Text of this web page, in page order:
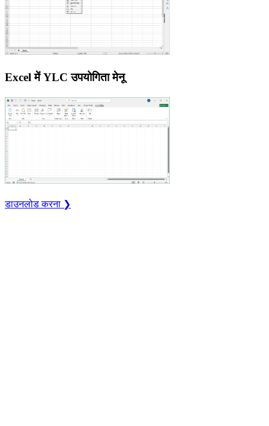
Excel में YLC उपयोगिता मेनू
डाउनलोड करना ❯